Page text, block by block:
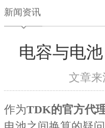
新闻资讯
电容与电
文章
作为TDK的官方代